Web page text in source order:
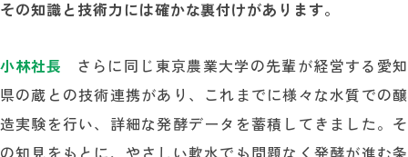
その知識と技術力には確かな裏付けがあります。
小林社長 さらに同じ東京農業大学の先輩が経営する愛知
県の蔵との技術連携があり、これまでに様々な水質での醸
造実験を行い、詳細な発酵データを蓄積してきました。そ